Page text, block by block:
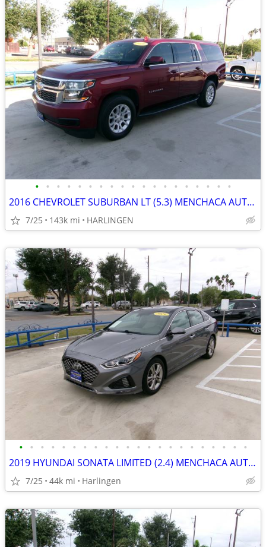
• • • • • • • • • • • • • • • • • • •
2016 CHEVROLET SUBURBAN LT (5.3) MENCHACA AUTO SALES
7/25 143k mi HARLINGEN
• • • • • • • • • • • • • • • • • • • • • •
2019 HYUNDAI SONATA LIMITED (2.4) MENCHACA AUTO SALES
7/25 44k mi Harlingen